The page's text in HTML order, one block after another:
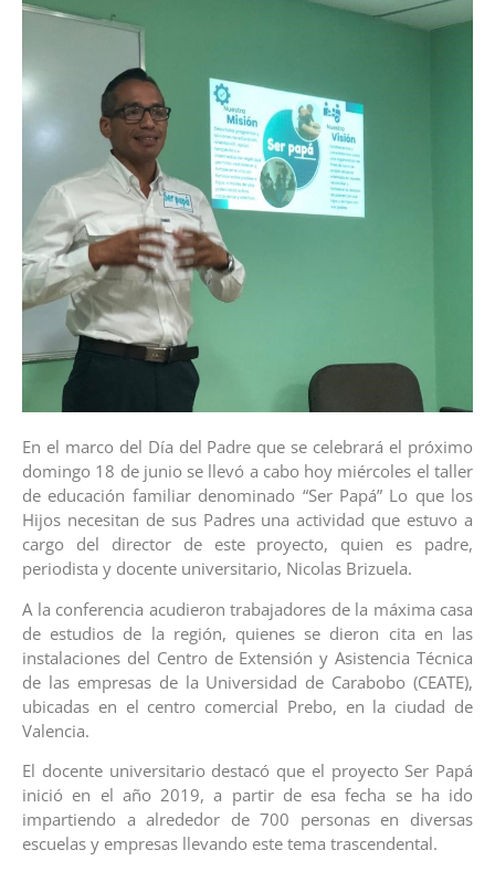
En el marco del Día del Padre que se celebrará el próximo
domingo 18 de junio se llevó a cabo hoy miércoles el taller
de educación familiar denominado “Ser Papá” Lo que los
Hijos necesitan de sus Padres una actividad que estuvo a
cargo del director de este proyecto, quien es padre,
periodista y docente universitario, Nicolas Brizuela.
A la conferencia acudieron trabajadores de la máxima casa
de estudios de la región, quienes se dieron cita en las
instalaciones del Centro de Extensión y Asistencia Técnica
de las empresas de la Universidad de Carabobo (CEATE),
ubicadas en el centro comercial Prebo, en la ciudad de
Valencia.
El docente universitario destacó que el proyecto Ser Papá
inició en el año 2019, a partir de esa fecha se ha ido
impartiendo a alrededor de 700 personas en diversas
escuelas y empresas llevando este tema trascendental.